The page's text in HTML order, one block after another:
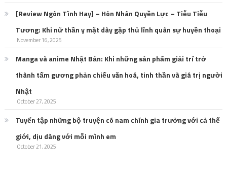
[Review Ngôn Tình Hay] – Hôn Nhân Quyền Lực – Tiễu Tiễu
Tương: Khi nữ thần y mặt dày gặp thủ lĩnh quân sự huyền thoại
November 16, 2025
Manga và anime Nhật Bản: Khi những sản phẩm giải trí trở
thành tấm gương phản chiếu văn hoá, tinh thần và giá trị người
Nhật
October 27, 2025
Tuyển tập những bộ truyện có nam chính gia trưởng với cả thế
giới, dịu dàng với mỗi mình em
October 21, 2025